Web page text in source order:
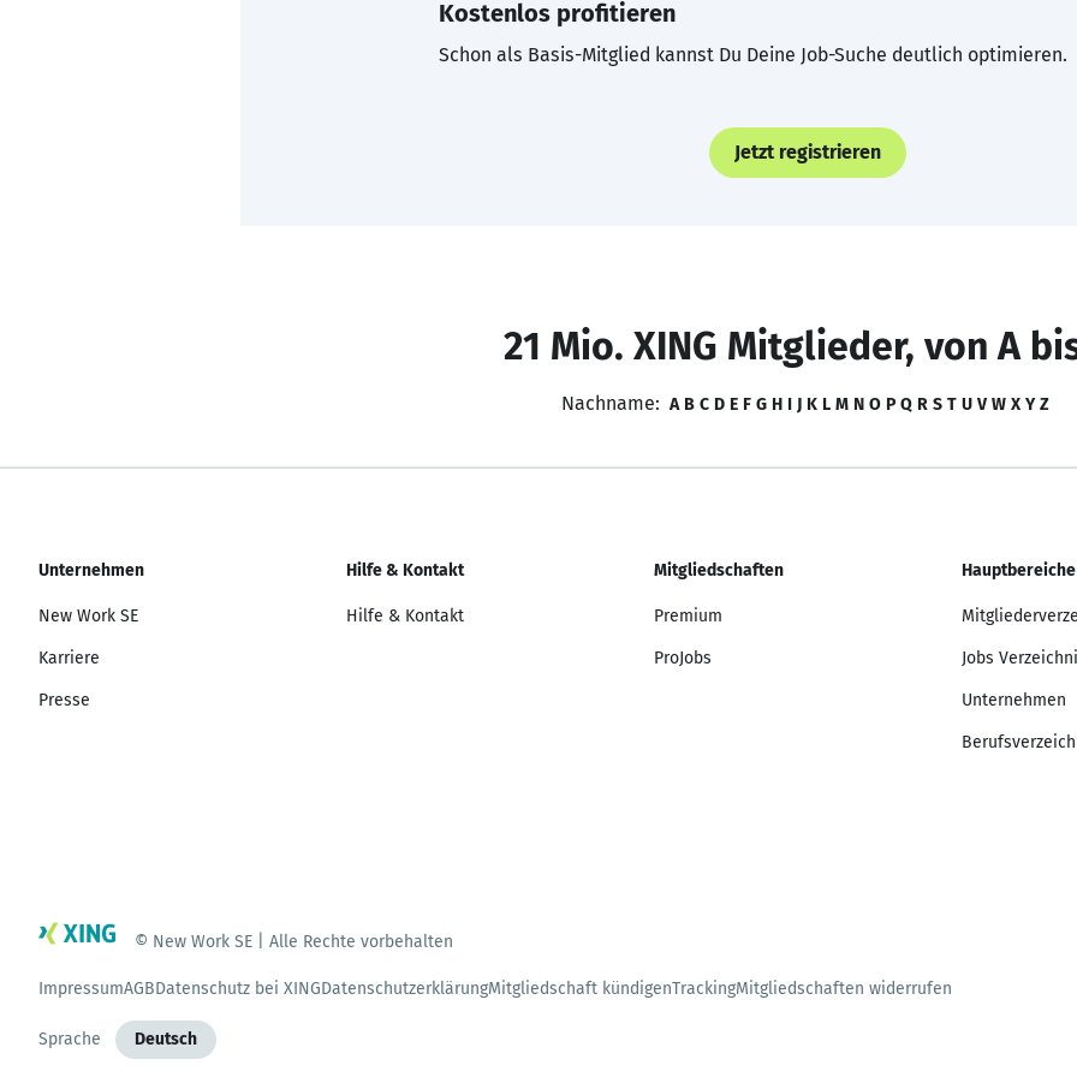
Kostenlos profitieren
Schon als Basis-Mitglied kannst Du Deine Job-Suche deutlich optimieren.
Jetzt registrieren
21 Mio. XING Mitglieder, von A
Nachname: A B C D E F G H I J K L M N O P Q R S T U V W X Y Z
Unternehmen
New Work SE
Karriere
Presse
Hilfe & Kontakt
Hilfe & Kontakt
Mitgliedschaften
Premium
ProJobs
Hauptbereiche
Jobs
Unternehmen
© New Work SE | Alle Rechte vorbehalten
ImpressumAGBDatenschutz bei XINGDatenschutzerklärungMitgliedschaft kündigenTrackingMitgliedschaften widerrufen
Sprache Deutsch